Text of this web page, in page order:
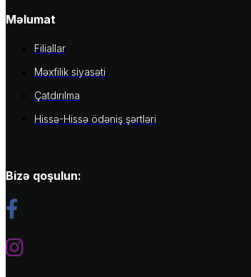
Məlumat
Filiallar
Məxfilik siyasəti
Çatdırılma
Hissə-Hissə ödəniş şərtləri
Bizə qoşulun: